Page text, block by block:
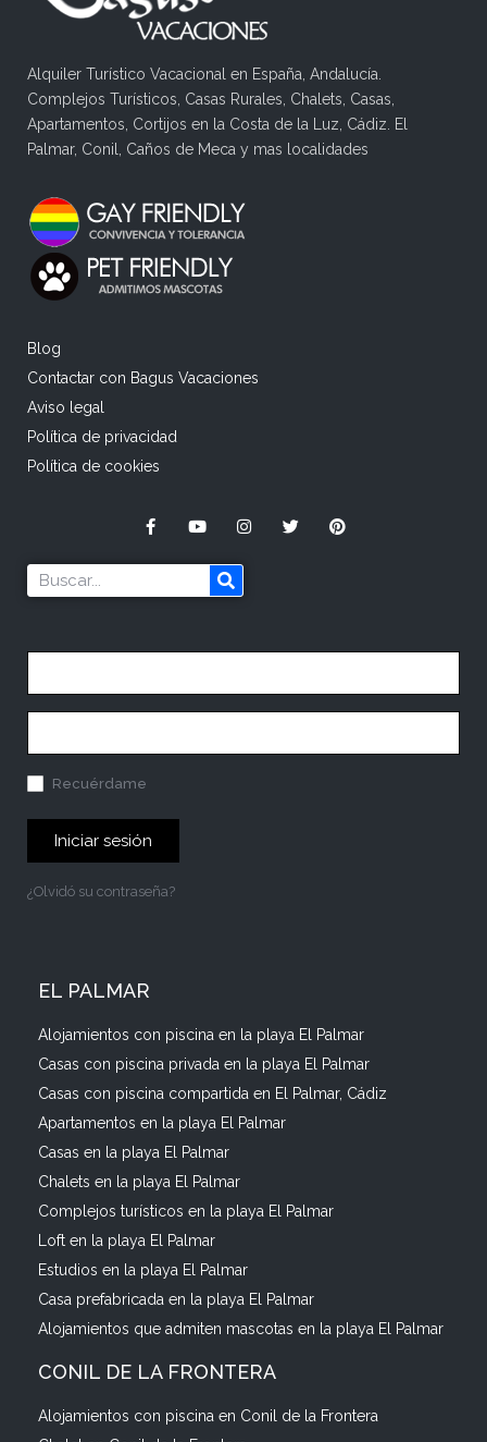
Alquiler Turístico Vacacional en España, Andalucía.
Complejos Turísticos, Casas Rurales, Chalets, Casas,
Apartamentos, Cortijos en la Costa de la Luz, Cádiz. El
Palmar, Conil, Caños de Meca y mas localidades
Blog
Contactar con Bagus Vacaciones
Aviso legal
Política de privacidad
Política de cookies
Recuérdame
Iniciar sesión
¿Olvidó su contraseña?
EL PALMAR
Alojamientos con piscina en la playa El Palmar
Casas con piscina privada en la playa El Palmar
Casas con piscina compartida en El Palmar, Cádiz
Apartamentos en la playa El Palmar
Casas en la playa El Palmar
Chalets en la playa El Palmar
Complejos turísticos en la playa El Palmar
Loft en la playa El Palmar
Estudios en la playa El Palmar
Casa prefabricada en la playa El Palmar
Alojamientos que admiten mascotas en la playa El Palmar
CONIL DE LA FRONTERA
Alojamientos con piscina en Conil de la Frontera